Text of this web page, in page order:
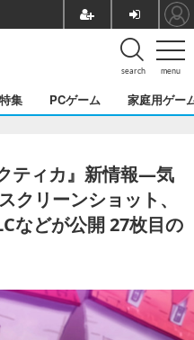
menu
search
特集 PCゲーム 家庭用ゲー
ティカ』新情報―気
クリーンショット、
などが公開 27枚目の